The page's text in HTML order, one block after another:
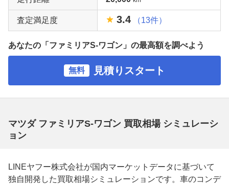
査定満足度 3.4 （13件）
あなたの「ファミリアS-ワゴン」の最高額を調べよう
無料 見積りスタート
マツダ ファミリアS-ワゴン 買取相場 シミュレーシ
ョン
LINEヤフー株式会社が国内マーケットデータに基づいて
独自開発した買取相場シミュレーションです。車のコンデ